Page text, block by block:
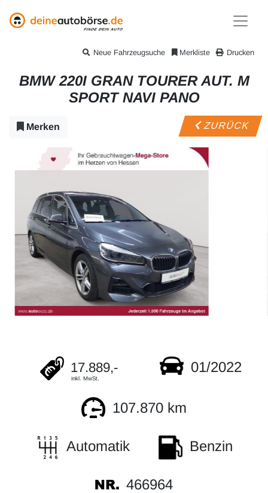
Drucken
Merkliste
Neue Fahrzeugsuche
BMW 220I GRAN TOURER AUT. M
SPORT NAVI PANO
Merken ZURÜCK
17.889,-
inkl. MwSt.
01/2022
107.870 km
Automatik Benzin
466964